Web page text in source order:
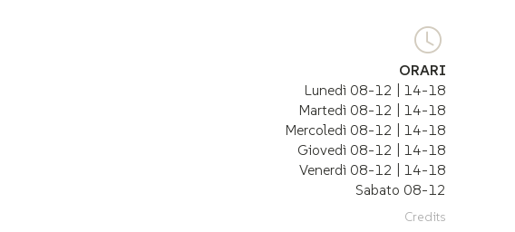
ORARI
Lunedì 08-12 | 14-18
Martedì 08-12 | 14-18
Mercoledì 08-12 | 14-18
Giovedì 08-12 | 14-18
Venerdì 08-12 | 14-18
Sabato 08-12
Credits